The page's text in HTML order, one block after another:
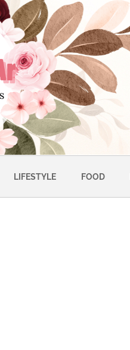
LIFESTYLE FOOD